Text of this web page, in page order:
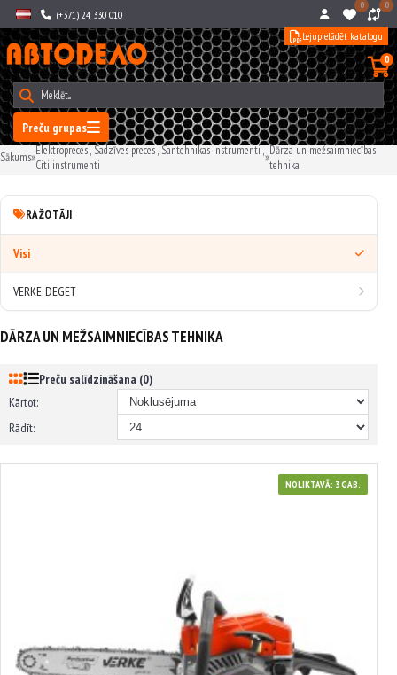
(+371) 24 330 010
0 0
Preču grupas
0
Lejupielādēt katalogu
Sākums»Elektropreces , Sadzīves preces , Santehnikas instrumenti ,
Citi instrumenti
»Dārza un mežsaimniecības
tehnika
RAŽOTĀJI
Visi
VERKE, DEGET
DĀRZA UN MEŽSAIMNIECĪBAS TEHNIKA
Preču salīdzināšana (0)
Kārtot:
Rādīt:
NOLIKTAVĀ: 3 GAB.